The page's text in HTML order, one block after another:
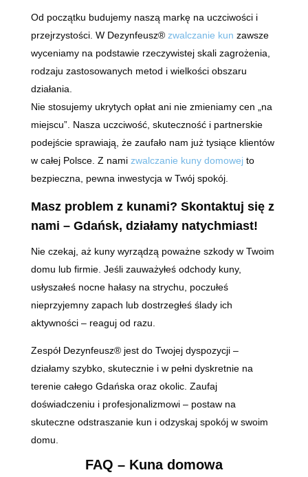
Od początku budujemy naszą markę na uczciwości i
przejrzystości. W Dezynfeusz® zwalczanie kun zawsze
wyceniamy na podstawie rzeczywistej skali zagrożenia,
rodzaju zastosowanych metod i wielkości obszaru
działania.
Nie stosujemy ukrytych opłat ani nie zmieniamy cen „na
miejscu”. Nasza uczciwość, skuteczność i partnerskie
podejście sprawiają, że zaufało nam już tysiące klientów
w całej Polsce. Z nami zwalczanie kuny domowejto
bezpieczna, pewna inwestycja w Twój spokój.
Masz problem z kunami? Skontaktuj się z
nami – Gdańsk, działamy natychmiast!
Nie czekaj, aż kuny wyrządzą poważne szkody w Twoim
domu lub firmie. Jeśli zauważyłeś odchody kuny,
usłyszałeś nocne hałasy na strychu, poczułeś
nieprzyjemny zapach lub dostrzegłeś ślady ich
aktywności – reaguj od razu.
Zespół Dezynfeusz® jest do Twojej dyspozycji –
działamy szybko, skutecznie i w pełni dyskretnie na
terenie całego Gdańska oraz okolic. Zaufaj
doświadczeniu i profesjonalizmowi – postaw na
skuteczne odstraszanie kun i odzyskaj spokój w swoim
domu.
FAQ – Kuna domowa